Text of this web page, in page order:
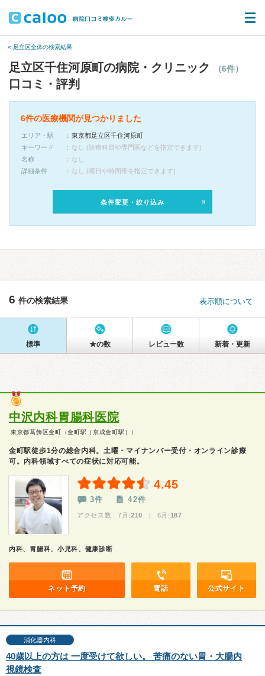
« 足立区全体の検索結果
足立区千住河原町の病院・クリニック （6件）
口コミ・評判
6件の医療機関が見つかりました
エリア・駅
東京都足立区千住河原町
キーワード
なし (診療科目や専門医などを指定できます)
名称
なし
詳細条件
なし (曜日や時間帯を指定できます)
条件変更・絞り込み
6 件の検索結果 表示順について
標準 ★の数 レビュー数 新着・更新
中沢内科胃腸科医院
東京都葛飾区金町（金町駅（京成金町駅））
金町駅徒歩1分の総合内科。土曜・マイナンバー受付・オンライン診療
可。内科領域すべての症状に対応可能。
4.45
3件 42件
アクセス数 7月:210 | 6月: 187
内科、胃腸科、小児科、健康診断
ネット予約 電話 公式サイト
消化器内科
40歳以上の方は 一度受けて欲しい。 苦痛のない胃・大腸内
視鏡検査